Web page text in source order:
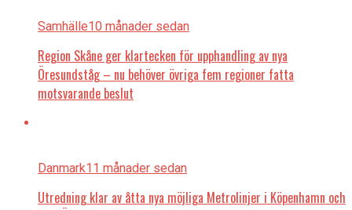
Samhälle10 månader sedan
Region Skåne ger klartecken för upphandling av nya
Öresundståg – nu behöver övriga fem regioner fatta
motsvarande beslut
Danmark11 månader sedan
Utredning klar av åtta nya möjliga Metrolinjer i Köpenhamn och